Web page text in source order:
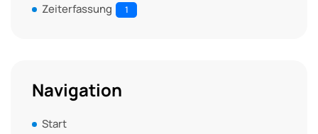
Zeiterfassung 1
Navigation
Start